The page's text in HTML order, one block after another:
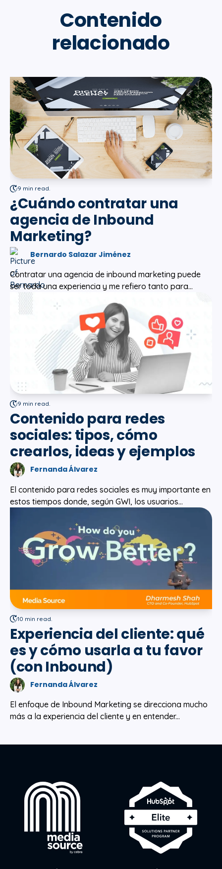
Contenido
relacionado
9 min read.
¿Cuándo contratar una
agencia de Inbound
Marketing?
Bernardo Salazar Jiménez
Contratar una agencia de inbound marketing puede
ser toda una experiencia y me refiero tanto para...
9 min read.
Contenido para redes
sociales: tipos, cómo
crearlos, ideas y ejemplos
Fernanda Álvarez
El contenido para redes sociales es muy importante en
estos tiempos donde, según GWI, los usuarios...
10 min read.
Experiencia del cliente: qué
es y cómo usarla a tu favor
(con Inbound)
Fernanda Álvarez
El enfoque de Inbound Marketing se direcciona mucho
más a la experiencia del cliente y en entender...